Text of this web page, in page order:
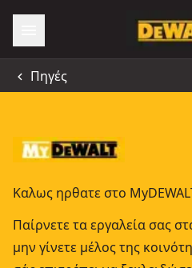
Πηγές
Καλως ηρθατε στο
Παίρνετε τα εργαλεία σας
μην γίνετε μέλος της